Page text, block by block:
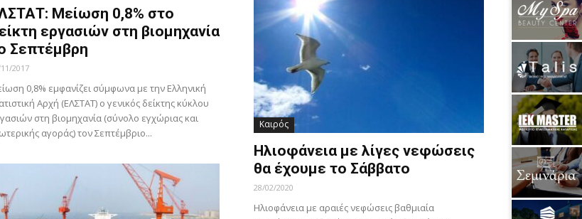
Μείωση 0,8% στο
εργασιών στη βιομηχανία
Σεπτέμβρη
2017
0,8% εμφανίζει σύμφωνα με την Ελληνική
Αρχή (ΕΛΣΤΑΤ) ο γενικός δείκτης κύκλου
στη βιομηχανία (σύνολο εγχώριας και
αγοράς) τον Σεπτέμβριο...
Καιρός
Ηλιοφάνεια με λίγες νεφώσεις
θα έχουμε το Σάββατο
28/02/2020
Ηλιοφάνεια με αραιές νεφώσεις βαθμιαία